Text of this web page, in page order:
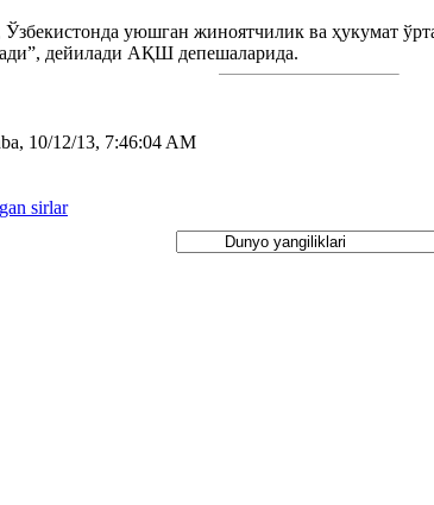
уюшган жиноятчилик ва ҳукумат
дейилади АҚШ депешаларида.
10/12/13, 7:46:04 AM
sirlar